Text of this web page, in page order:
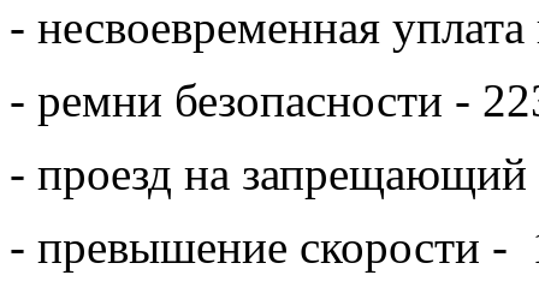
- несвоевременная
- ремни безопасности -
- проезд на запрещающий
- превышение скорости -